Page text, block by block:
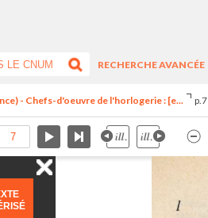
RECHERCHE AVANCÉE
- Chefs-d'oeuvre de l'horlogerie : [e...